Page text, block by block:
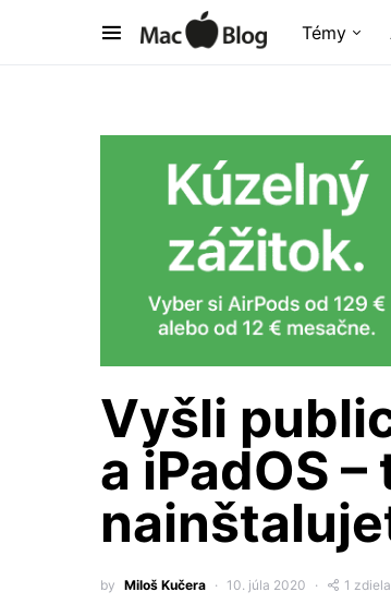
Témy
Vyšli
a iPadOS
by Miloš Kučera 10. júla 2020 1